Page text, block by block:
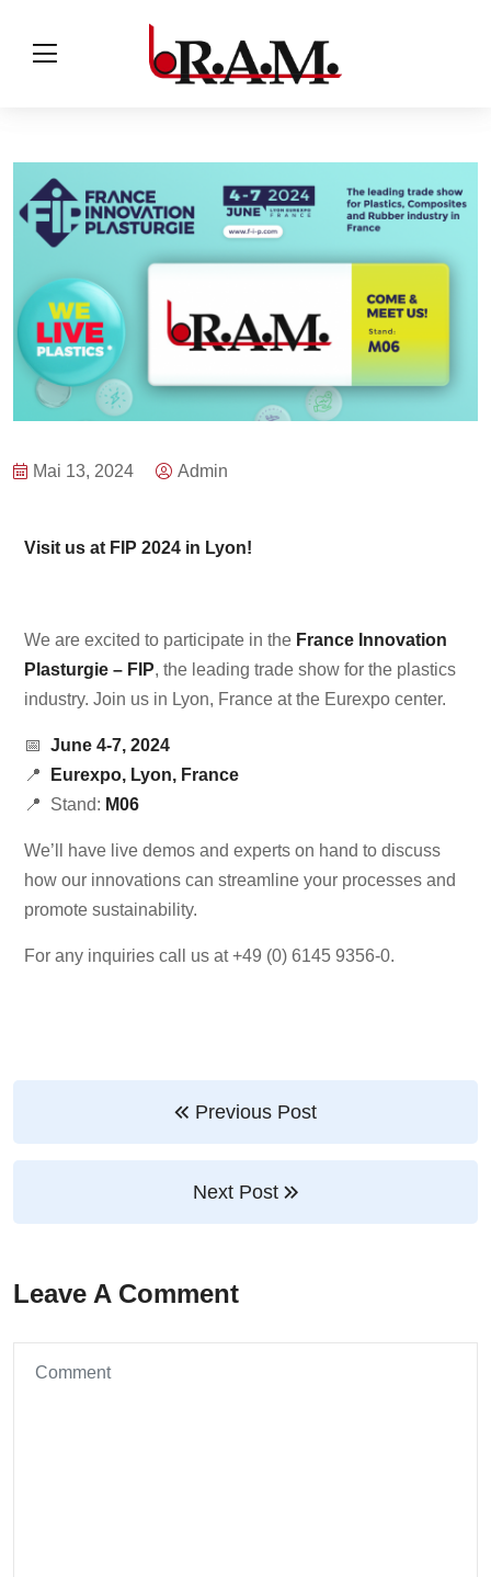
Mai 13, 2024 Admin
Visit us at FIP 2024 in Lyon!
We are excited to participate in the France Innovation
Plasturgie – FIP, the leading trade show for the plastics
industry. Join us in Lyon, France at the Eurexpo center.
📅 June 4-7, 2024
📍
Eurexpo, Lyon, France
📍 Stand: M06
We’ll have live demos and experts on hand to discuss
how our innovations can streamline your processes and
promote sustainability.
For any inquiries call us at +49 (0) 6145 9356-0.
Previous Post
Next Post
Leave A Comment